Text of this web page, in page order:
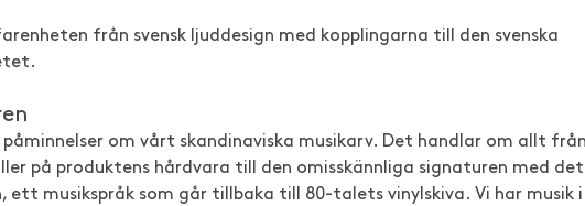
från svensk ljuddesign med kopplingarna till den svenska
om vårt skandinaviska musikarv. Det handlar om allt
på produktens hårdvara till den omisskännliga signaturen med det
ett musikspråk som går tillbaka till 80-talets vinylskiva. Vi har musik i